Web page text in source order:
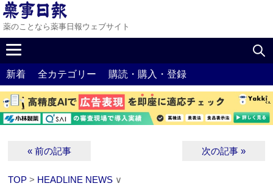
薬のことなら薬事日報ウェブサイト
新着 全カテゴリー 購読・購入・登録
« 前の記事 次の記事 »
TOP > HEADLINE NEWS ∨